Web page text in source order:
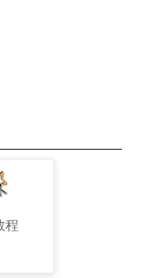
程